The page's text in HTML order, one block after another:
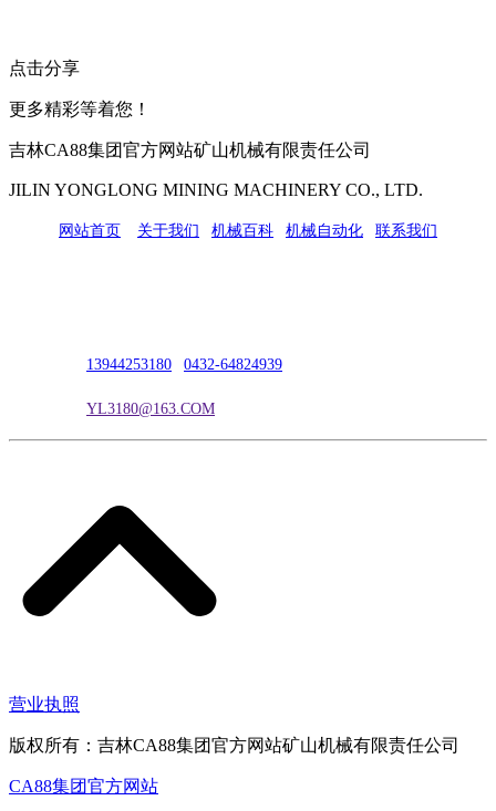
点击分享
更多精彩等着您！
吉林CA88集团官方网站矿山机械有限责任公司
JILIN YONGLONG MINING MACHINERY CO., LTD.
网站首页 关于我们 机械百科 机械自动化 联系我们
13944253180 0432-64824939
YL3180@163.COM
营业执照
版权所有：吉林CA88集团官方网站矿山机械有限责任公司
CA88集团官方网站